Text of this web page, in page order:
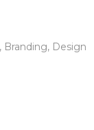
Branding Design